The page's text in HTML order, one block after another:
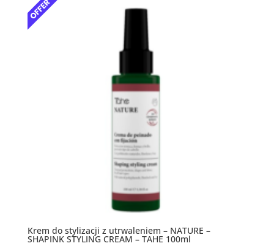
Krem do stylizacji z utrwaleniem – NATURE –
SHAPINK STYLING CREAM – TAHE 100ml